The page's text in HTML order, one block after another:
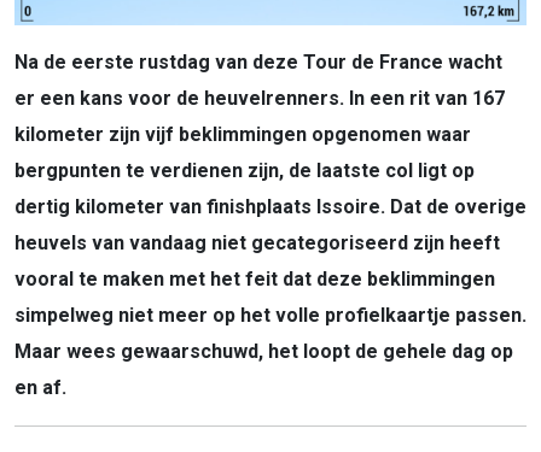
Na de eerste rustdag van deze Tour de France wacht
er een kans voor de heuvelrenners. In een rit van 167
kilometer zijn vijf beklimmingen opgenomen waar
bergpunten te verdienen zijn, de laatste col ligt op
dertig kilometer van finishplaats Issoire. Dat de overige
heuvels van vandaag niet gecategoriseerd zijn heeft
vooral te maken met het feit dat deze beklimmingen
simpelweg niet meer op het volle profielkaartje passen.
Maar wees gewaarschuwd, het loopt de gehele dag op
en af.